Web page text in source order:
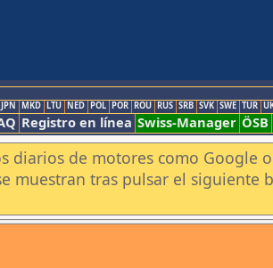
JPN MKD LTU NED POL POR ROU RUS SRB SVK SWE TUR
Registro en línea Swiss-Manager ÖSB
diarios de motores como Google
muestran tras pulsar el siguiente